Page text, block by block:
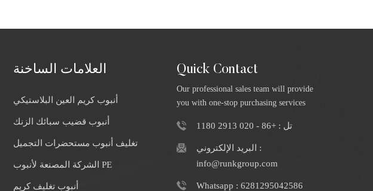
العلامات الساخنة
أنبوب كريم العين البلاستيكي
أنبوب قضيب سبائك الزنك
تغليف أنبوب مستحضرات التجميل
الشركة المصنعة لأنبوب PE
أنبوب تغليف كريم
Quick Contact
Our professional sales team will provide
you with one-stop purchasing services
تل : +86 - 020 2913 1180
البريد الإلكتروني :
info@runkgroup.com
Whatsapp : 6281295042586